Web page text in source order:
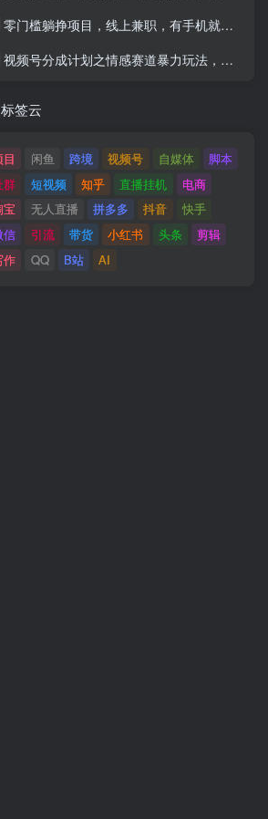
零门槛躺挣项目，线上兼职，有手机就能做 一小时稳挣50+，识字就能玩【揭秘】
视频号分成计划之情感赛道暴力玩法，可批量操作，保姆级教学
标签云
闲鱼 跨境 视频号 自媒体
脚本
群
短视频 知乎 直播挂机
电商
宝
无人直播 拼多多 抖音
快手
信
引流 带货 小红书 头条
剪辑
作
QQ B站 AI